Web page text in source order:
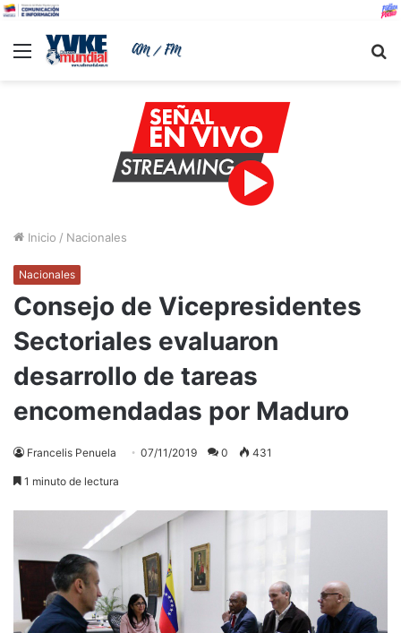
Menu
Inicio / Nacionales
Nacionales
Consejo de Vicepresidentes
Sectoriales evaluaron
desarrollo de tareas
encomendadas por Maduro
Francelis Penuela 07/11/2019 0 431
1 minuto de lectura